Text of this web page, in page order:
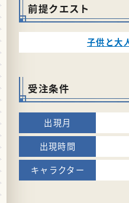
前提クエスト
子供と大
受注条件